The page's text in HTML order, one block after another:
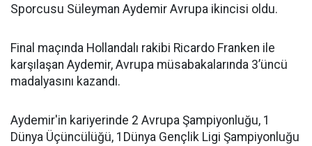
Sporcusu Süleyman Aydemir Avrupa ikincisi oldu.
Final maçında Hollandalı rakibi Ricardo Franken ile
karşılaşan Aydemir, Avrupa müsabakalarında 3’üncü
madalyasını kazandı.
Aydemir'in kariyerinde 2 Avrupa Şampiyonluğu, 1
Dünya Üçüncülüğü, 1Dünya Gençlik Ligi Şampiyonluğu